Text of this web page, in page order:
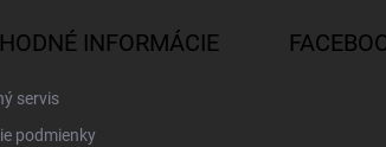
INFORMÁCIE
servis
podmienky